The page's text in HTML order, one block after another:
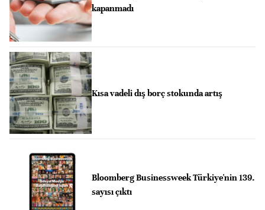
kapanmadı
Kısa vadeli dış borç stokunda artış
Bloomberg Businessweek Türkiye'nin 139.
sayısı çıktı